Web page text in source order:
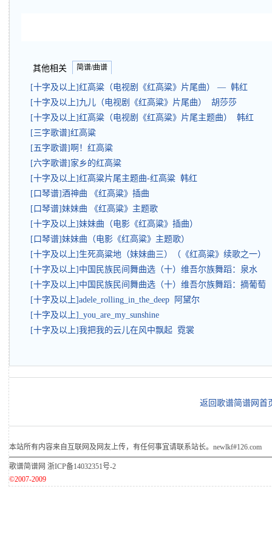
其他相关 简谱/曲谱
[十字及以上]红高粱（电视剧《红高粱》片尾曲） — 韩红
[十字及以上]九儿（电视剧《红高粱》片尾曲） 胡莎莎
[十字及以上]红高粱（电视剧《红高粱》片尾主题曲） 韩红
[三字歌谱]红高粱
[五字歌谱]啊！红高粱
[六字歌谱]家乡的红高粱
[十字及以上]红高粱片尾主题曲-红高粱 韩红
[口琴谱]酒神曲 《红高粱》插曲
[口琴谱]妹妹曲 《红高粱》主题歌
[十字及以上]妹妹曲（电影《红高粱》插曲）
[口琴谱]妹妹曲（电影《红高粱》主题歌）
[十字及以上]生死高粱地（妹妹曲三）（《红高粱》续歌之一）
[十字及以上]中国民族民间舞曲选（十）维吾尔族舞蹈：泉水
[十字及以上]中国民族民间舞曲选（十）维吾尔族舞蹈：摘葡萄
[十字及以上]adele_rolling_in_the_deep 阿黛尔
[十字及以上]_you_are_my_sunshine
[十字及以上]我把我的云儿在风中飘起 霓裳
返回歌谱简谱网首
本站所有内容来自互联网及网友上传，有任何事宜请联系站长。newlkf#126.com
歌谱简谱网 浙ICP备14032351号-2
©2007-2009